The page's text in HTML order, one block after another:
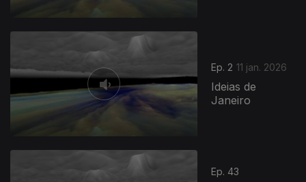
Ep. 2 11 jan. 2026
Ideias de
Janeiro
Ep. 43